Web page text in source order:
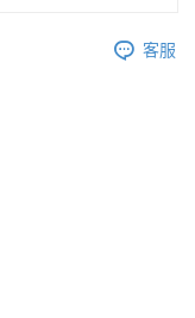
客服